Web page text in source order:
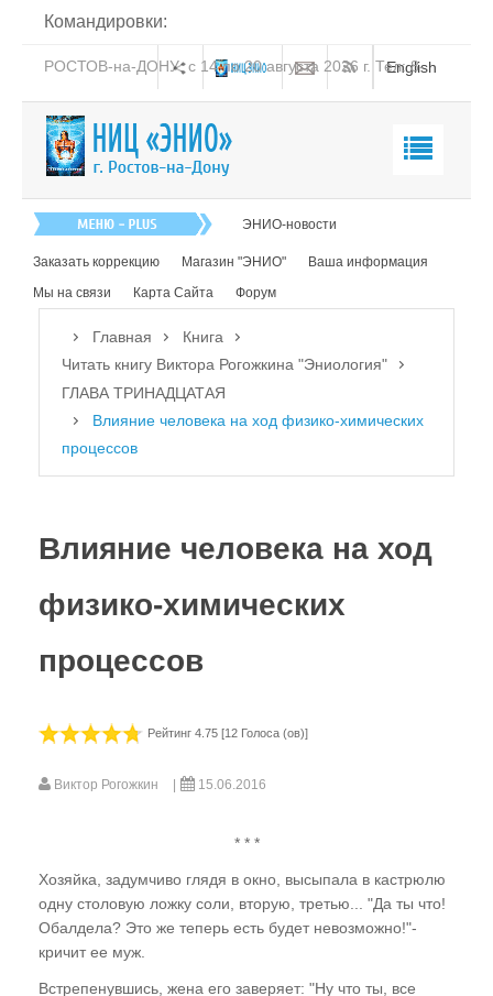
Командировки:
РОСТОВ-на-ДОНУ: с 14 по 20 августа 2026 г. Тел: 8-
English
Книга
ОТ АВТОРА
Эниология - древнейшая наука
Почему закрыт для нас Райский сад?.. или
Мир, в котором мы живем. Современные
Субъективность и объективность пути
деструкция
прорыва
Многомерность Мироздания. "Пирамида
Многомерности". Основные носители
ЭНИО-новости
Заказать коррекцию Магазин "ЭНИО"
Ваша информация
Мы на связи
Карта Сайта Форум
Главная
Книга
Читать книгу Виктора Рогожкина "Эниология"
ГЛАВА ТРИНАДЦАТАЯ
Влияние человека на ход физико-химических
процессов
Влияние человека на ход
физико-химических
процессов
Рейтинг 4.75 [12 Голоса (ов)]
Виктор Рогожкин 15.06.2016
* * *
Хозяйка, задумчиво глядя в окно, высыпала в кастрюлю
одну столовую ложку соли, вторую, третью... "Да ты что!
Обалдела? Это же теперь есть будет невозможно!"-
кричит ее муж.
Встрепенувшись, жена его заверяет: "Ну что ты, все